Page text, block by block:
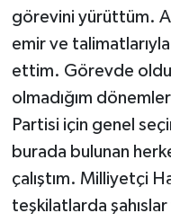
görevini yürüttüm.
emir ve
ettim. Görevde
olmadığım
Partisi için genel
burada bulunan
çalıştım. Milliyetçi
teşkilatlarda